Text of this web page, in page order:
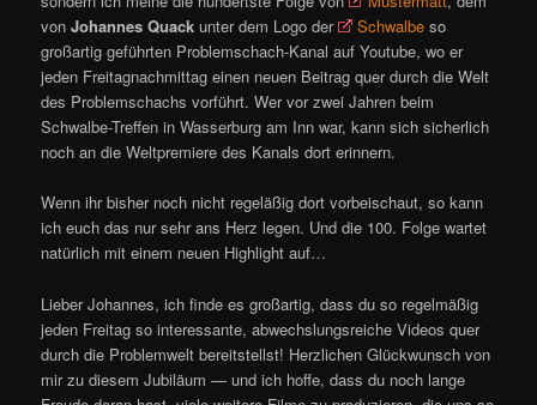
vonJohannes Quack unter dem Logo der Schwalbe so
großartig geführten Problemschach-Kanal auf Youtube, wo er
jeden Freitagnachmittag einen neuen Beitrag quer durch die Welt
des Problemschachs vorführt. Wer vor zwei Jahren beim
Schwalbe-Treffen in Wasserburg am Inn war, kann sich sicherlich
noch an die Weltpremiere des Kanals dort erinnern.
Wenn ihr bisher noch nicht regeläßig dort vorbeischaut, so kann
ich euch das nur sehr ans Herz legen. Und die 100. Folge wartet
natürlich mit einem neuen Highlight auf…
Lieber Johannes, ich finde es großartig, dass du so regelmäßig
jeden Freitag so interessante, abwechslungsreiche Videos quer
durch die Problemwelt bereitstellst! Herzlichen Glückwunsch von
mir zu diesem Jubiläum — und ich hoffe, dass du noch lange